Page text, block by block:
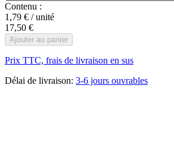
Contenu :
1,79 € / unité
17,50 €
Ajouter au panier
Prix TTC, frais de livraison en sus
Délai de livraison: 3-6 jours ouvrables